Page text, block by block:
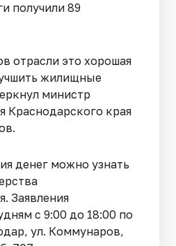
получили 89
отрасли это хорошая
жилищные
министр
Краснодарского края
денег можно узнать
Заявления
с 9:00 до 18:00 по
ул. Коммунаров,